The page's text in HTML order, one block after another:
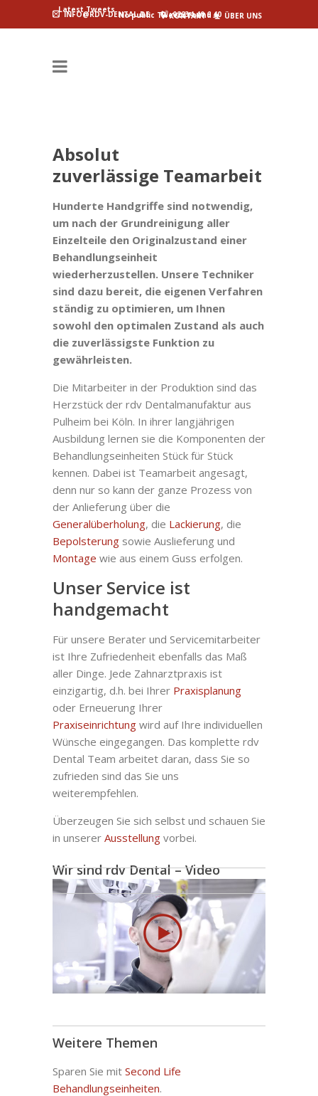
INFO@RDV-DENTAL.DE 02234 40 6 40
Latest Tweets
No public Tweets found
KONTAKT ÜBER UNS
Absolut
zuverlässige Teamarbeit
Hunderte Handgriffe sind notwendig,
um nach der Grundreinigung aller
Einzelteile den Originalzustand einer
Behandlungseinheit
wiederherzustellen. Unsere Techniker
sind dazu bereit, die eigenen Verfahren
ständig zu optimieren, um Ihnen
sowohl den optimalen Zustand als auch
die zuverlässigste Funktion zu
gewährleisten.
Die Mitarbeiter in der Produktion sind das
Herzstück der rdv Dentalmanufaktur aus
Pulheim bei Köln. In ihrer langjährigen
Ausbildung lernen sie die Komponenten der
Behandlungseinheiten Stück für Stück
kennen. Dabei ist Teamarbeit angesagt,
denn nur so kann der ganze Prozess von
der Anlieferung über die
Generalüberholung, die Lackierung, die
Bepolsterung sowie Auslieferung und
Montage wie aus einem Guss erfolgen.
Unser Service ist
handgemacht
Für unsere Berater und Servicemitarbeiter
ist Ihre Zufriedenheit ebenfalls das Maß
aller Dinge. Jede Zahnarztpraxis ist
einzigartig, d.h. bei Ihrer Praxisplanung
oder Erneuerung Ihrer
Praxiseinrichtung wird auf Ihre individuellen
Wünsche eingegangen. Das komplette rdv
Dental Team arbeitet daran, dass Sie so
zufrieden sind das Sie uns
weiterempfehlen.
Überzeugen Sie sich selbst und schauen Sie
in unserer Ausstellung vorbei.
Wir sind rdv Dental – Video
Weitere Themen
Sparen Sie mit Second Life
Behandlungseinheiten.